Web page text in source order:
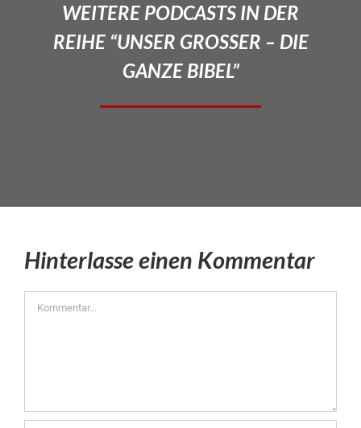
WEITERE PODCASTS IN DER
REIHE “UNSER GROSSER – DIE
GANZE BIBEL”
Hinterlasse einen Kommentar